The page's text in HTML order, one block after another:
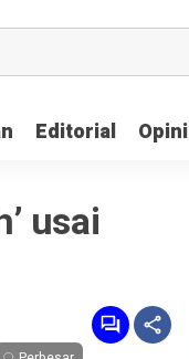
Editorial Opini
Editorial Opini
usai